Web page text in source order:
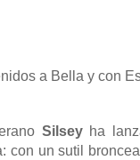
a Bella y con
Silsey ha
con un sutil